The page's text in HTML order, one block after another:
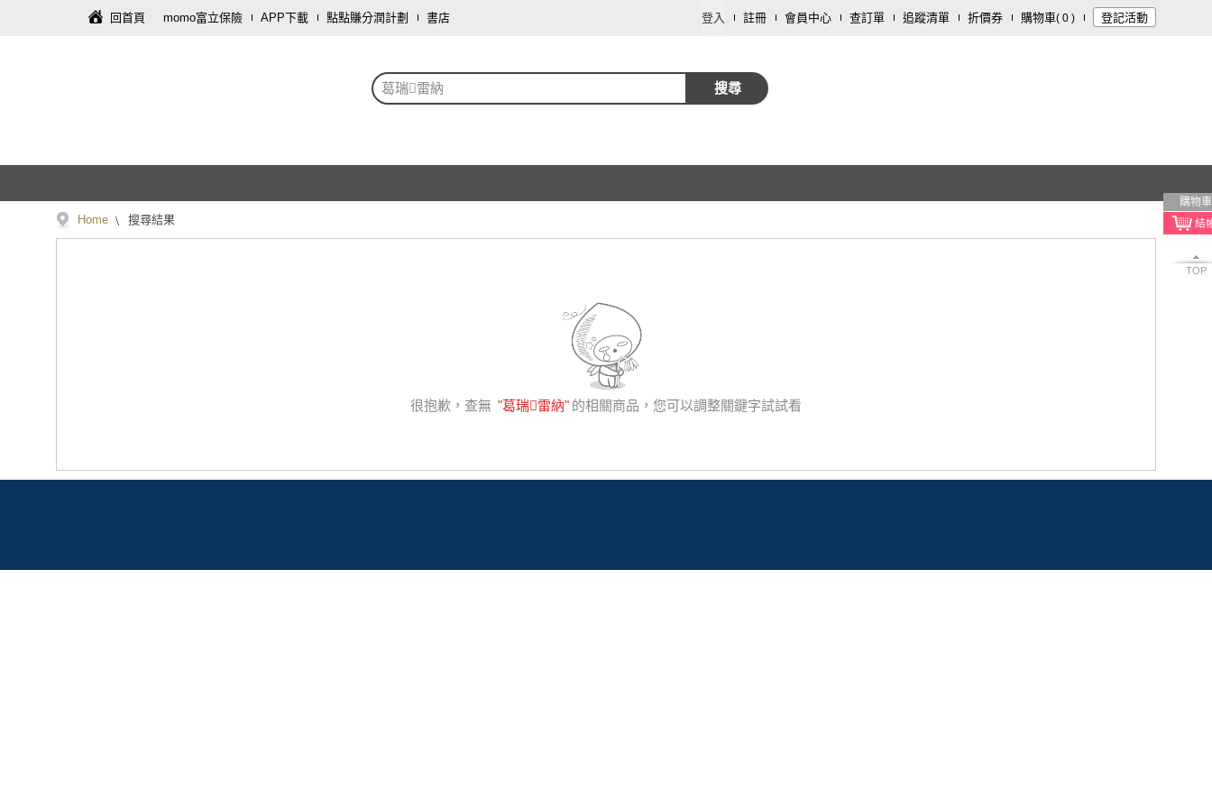
回首頁 momo富立保險 APP下載 點點賺分潤計劃 書店 登入 註冊 會員中心 查訂單 追蹤清單 折價券 購物車( 0 ) 登記活動
葛瑞雷納 搜尋
購物車
TOP
Home 搜尋結果
很抱歉，查無 "葛瑞雷納" 的相關商品，您可以調整關鍵字試試看